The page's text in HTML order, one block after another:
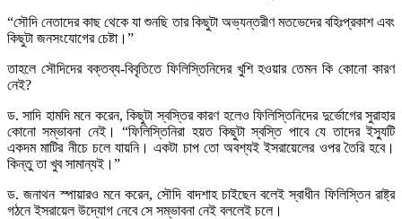
“সৌদি নেতাদের কাছ থেকে যা শুনছি তার কিছুটা অভ্যন্তরীণ মতভেদের বহিঃপ্রকাশ এবং
কিছুটা জনসংযোগের চেষ্টা।”
তাহলে সৌদিদের বক্তব্য-বিবৃতিতে ফিলিস্তিনিদের খুশি হওয়ার তেমন কি কোনো কারণ
নেই?
ড. সাদি হামদি মনে করেন, কিছুটা স্বস্তির কারণ হলেও ফিলিস্তিনিদের দুর্ভোগের সুরাহার
কোনো সম্ভাবনা নেই। “ফিলিস্তিনিরা হয়ত কিছুটা স্বস্তি পাবে যে তাদের ইস্যুটি
একদম মাটির নীচে চলে যায়নি। একটা চাপ তো অবশ্যই ইসরায়েলের ওপর তৈরি হবে।
কিন্তু তা খুব সামান্যই।”
ড. জনাথন স্পায়ারও মনে করেন, সৌদি বাদশাহ চাইছেন বলেই স্বাধীন ফিলিস্তিন রাষ্ট্র
গঠনে ইসরায়েল উদ্যোগ নেবে সে সম্ভাবনা নেই বললেই চলে।